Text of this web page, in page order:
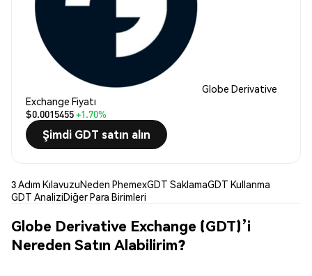
Globe Derivative
Exchange Fiyatı
$0.0015455+1.70%
Şimdi GDT satın alın
3 Adım KılavuzuNeden PhemexGDT SaklamaGDT Kullanma
GDT AnaliziDiğer Para Birimleri
Globe Derivative Exchange (GDT)’i
Nereden Satın Alabilirim?